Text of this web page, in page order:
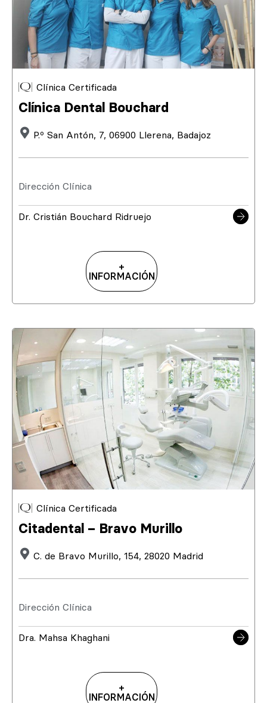
Clínica Certificada
Clínica Dental Bouchard
P.º San Antón, 7, 06900 Llerena, Badajoz
Dirección Clínica
Dr. Cristián Bouchard Ridruejo
+
INFORMACIÓN
Clínica Certificada
Citadental – Bravo Murillo
C. de Bravo Murillo, 154, 28020 Madrid
Dirección Clínica
Dra. Mahsa Khaghani
+
INFORMACIÓN